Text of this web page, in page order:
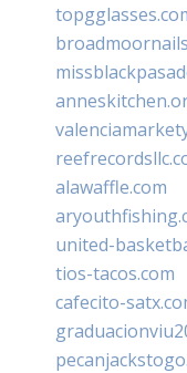
alawaffle.com
united-
tios-tacos.com
cafecito-